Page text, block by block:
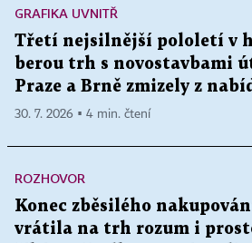
GRAFIKA UVNITŘ
Třetí nejsilnější pololetí v
berou trh s novostavbami
Praze a Brně zmizely z
30. 7. 2026 ▪ 4 min. čtení
ROZHOVOR
Konec zběsilého
vrátila na trh rozum i